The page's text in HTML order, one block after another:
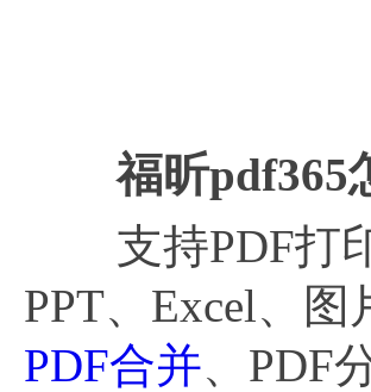
福昕pdf365
支持PDF打印
PPT、Excel、
PDF合并、PDF